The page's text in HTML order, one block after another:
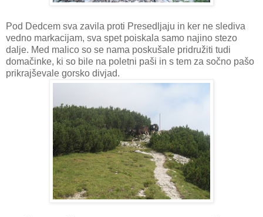
Pod Dedcem sva zavila proti Presedljaju in ker ne slediva
vedno markacijam, sva spet poiskala samo najino stezo
dalje. Med malico so se nama poskušale pridružiti tudi
domačinke, ki so bile na poletni paši in s tem za sočno pašo
prikrajševale gorsko divjad.